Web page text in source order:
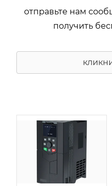
отправьте нам
получить